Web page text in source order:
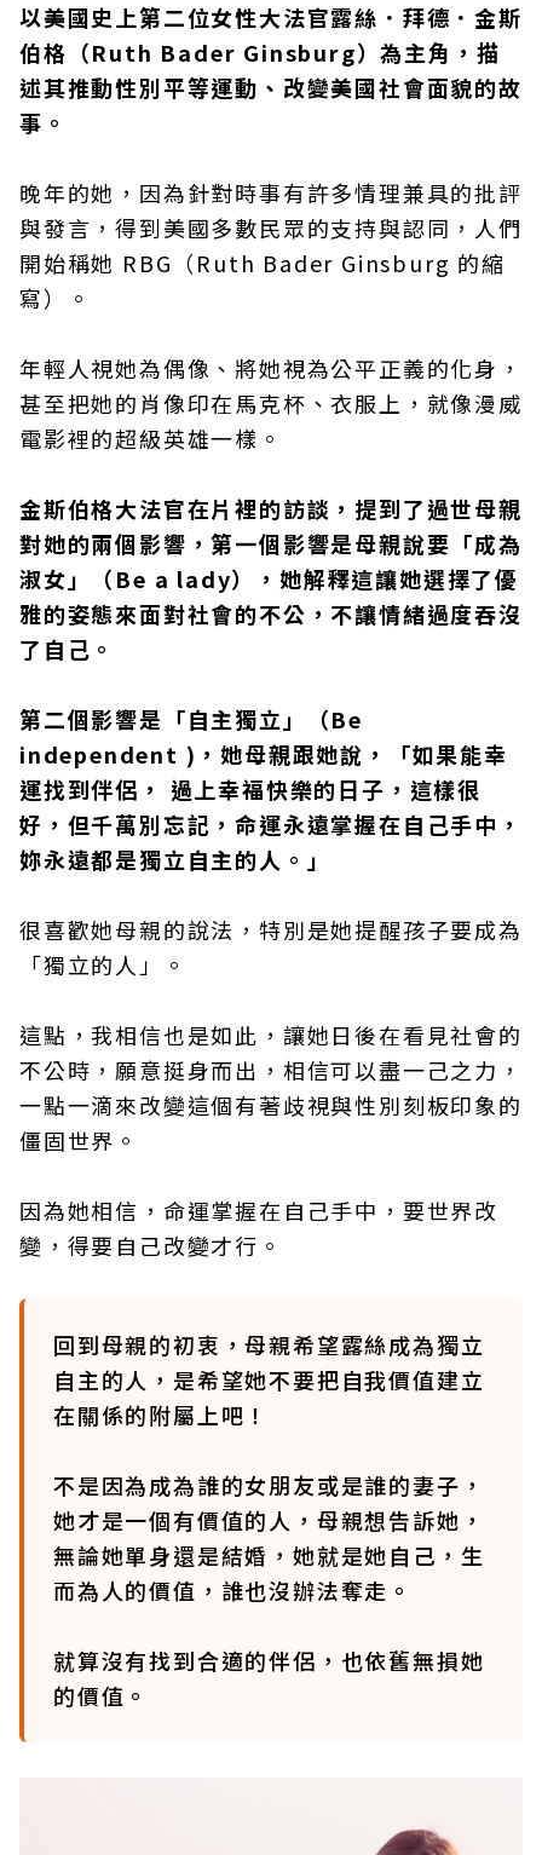
以美國史上第二位女性大法官露絲．拜德．金斯
伯格（Ruth Bader Ginsburg）為主角，描
述其推動性別平等運動、改變美國社會面貌的故
事。
晚年的她，因為針對時事有許多情理兼具的批評
與發言，得到美國多數民眾的支持與認同，人們
開始稱她 RBG（Ruth Bader Ginsburg 的縮
寫）。
年輕人視她為偶像、將她視為公平正義的化身，
甚至把她的肖像印在馬克杯、衣服上，就像漫威
電影裡的超級英雄一樣。
金斯伯格大法官在片裡的訪談，提到了過世母親
對她的兩個影響，第一個影響是母親說要「成為
淑女」（Be a lady），她解釋這讓她選擇了優
雅的姿態來面對社會的不公，不讓情緒過度吞沒
了自己。
第二個影響是「自主獨立」（Be
independent )，她母親跟她說，「如果能幸
運找到伴侶， 過上幸福快樂的日子，這樣很
好，但千萬別忘記，命運永遠掌握在自己手中，
妳永遠都是獨立自主的人。」
很喜歡她母親的說法，特別是她提醒孩子要成為
「獨立的人」。
這點，我相信也是如此，讓她日後在看見社會的
不公時，願意挺身而出，相信可以盡一己之力，
一點一滴來改變這個有著歧視與性別刻板印象的
僵固世界。
因為她相信，命運掌握在自己手中，要世界改
變，得要自己改變才行。
回到母親的初衷，母親希望露絲成為獨立
自主的人，是希望她不要把自我價值建立
在關係的附屬上吧！
不是因為成為誰的女朋友或是誰的妻子，
她才是一個有價值的人，母親想告訴她，
無論她單身還是結婚，她就是她自己，生
而為人的價值，誰也沒辦法奪走。
就算沒有找到合適的伴侶，也依舊無損她
的價值。